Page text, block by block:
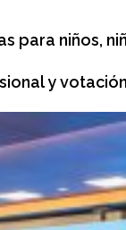
para niños,
y